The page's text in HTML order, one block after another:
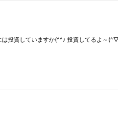
資していますか(^^♪ 投資してるよ～